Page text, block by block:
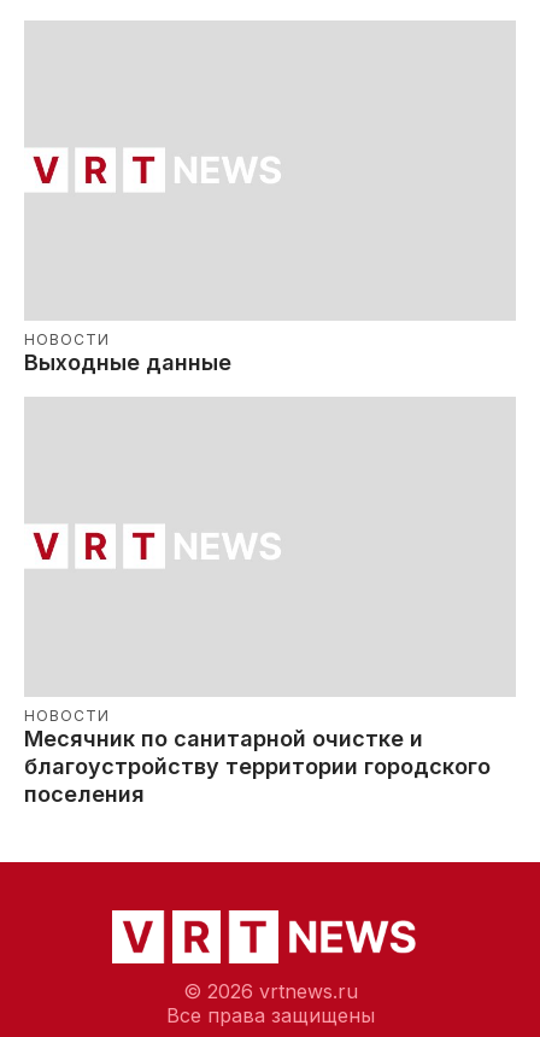
НОВОСТИ
Выходные данные
НОВОСТИ
Месячник по санитарной очистке и
благоустройству территории городского
поселения
© 2026 vrtnews.ru
Все права защищены